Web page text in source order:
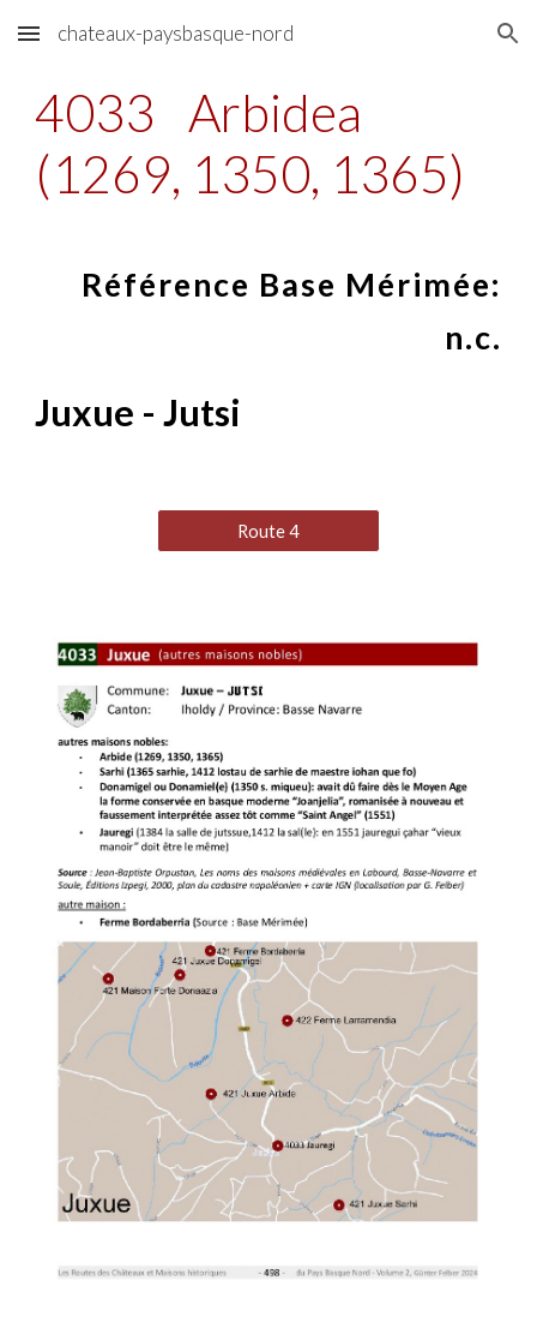
Skip to main content Skip to navigation
chateaux-paysbasque-nord
4033
Arbidea
(1269, 1350, 1365)
Référence Base Mérimée:
n.c.
Juxue - Jutsi
Route 4